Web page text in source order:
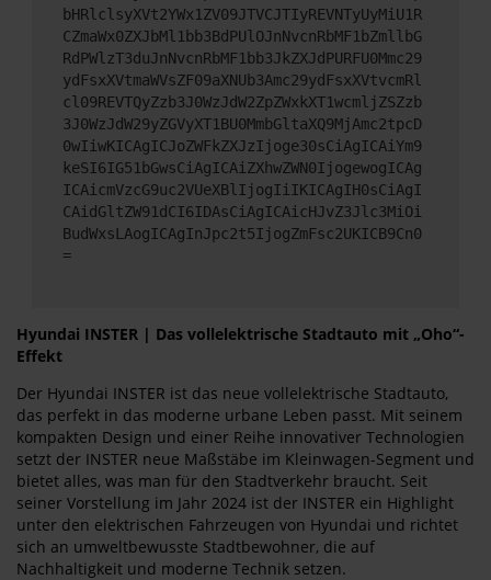
bHRlclsyXVt2YWx1ZV09JTVCJTIyREVNTyUyMiU1R
CZmaWx0ZXJbMl1bb3BdPUlOJnNvcnRbMF1bZmllbG
RdPWlzT3duJnNvcnRbMF1bb3JkZXJdPURFU0Mmc29
ydFsxXVtmaWVsZF09aXNUb3Amc29ydFsxXVtvcmRl
cl09REVTQyZzb3J0WzJdW2ZpZWxkXT1wcmljZSZzb
3J0WzJdW29yZGVyXT1BU0MmbGltaXQ9MjAmc2tpcD
0wIiwKICAgICJoZWFkZXJzIjoge30sCiAgICAiYm9
keSI6IG51bGwsCiAgICAiZXhwZWN0IjogewogICAg
ICAicmVzcG9uc2VUeXBlIjogIiIKICAgIH0sCiAgI
CAidGltZW91dCI6IDAsCiAgICAicHJvZ3Jlc3MiOi
BudWxsLAogICAgInJpc2t5IjogZmFsc2UKICB9Cn0
=
Hyundai INSTER | Das vollelektrische Stadtauto mit „Oho“-
Effekt
Der Hyundai INSTER ist das neue vollelektrische Stadtauto,
das perfekt in das moderne urbane Leben passt. Mit seinem
kompakten Design und einer Reihe innovativer Technologien
setzt der INSTER neue Maßstäbe im Kleinwagen-Segment und
bietet alles, was man für den Stadtverkehr braucht. Seit
seiner Vorstellung im Jahr 2024 ist der INSTER ein Highlight
unter den elektrischen Fahrzeugen von Hyundai und richtet
sich an umweltbewusste Stadtbewohner, die auf
Nachhaltigkeit und moderne Technik setzen.